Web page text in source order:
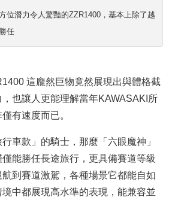
位潛力令人驚豔的ZZR1400，基本上除了越
任
這龐然巨物竟然展現出與體格截
也讓人更能理解當年KAWASAKI所
有速度而已。
車款」的騎士，那麼「六眼魔神」
能勝任長途旅行，更具備賽道等級
到賽道激駕，各種場景它都能自如
中都展現高水準的表現，能兼容並